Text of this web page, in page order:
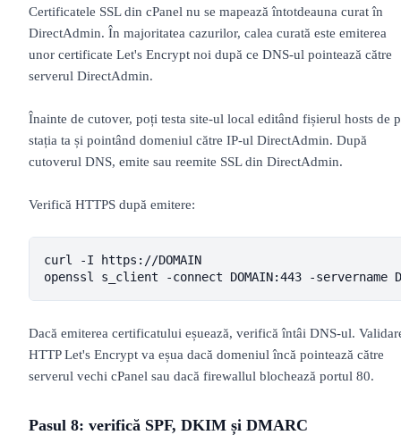
Certificatele SSL din cPanel nu se mapează întotdeauna curat în
DirectAdmin. În majoritatea cazurilor, calea curată este emiterea
unor certificate Let's Encrypt noi după ce DNS-ul pointează către
serverul DirectAdmin.
Înainte de cutover, poți testa site-ul local editând fișierul hosts de
stația ta și pointând domeniul către IP-ul DirectAdmin. După
cutoverul DNS, emite sau reemite SSL din DirectAdmin.
Verifică HTTPS după emitere:
curl -I https://DOMAIN
openssl s_client -connect DOMAIN:443 -
Dacă emiterea certificatului eșuează, verifică întâi DNS-ul.
HTTP Let's Encrypt va eșua dacă domeniul încă pointează către
serverul vechi cPanel sau dacă firewallul blochează portul 80.
Pasul 8: verifică SPF, DKIM și DMARC